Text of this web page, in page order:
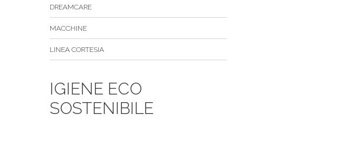
DREAMCARE
MACCHINE
LINEA CORTESIA
IGIENE ECO
SOSTENIBILE